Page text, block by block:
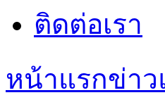
ติดต่อเรา
หน้าแรกข่าว